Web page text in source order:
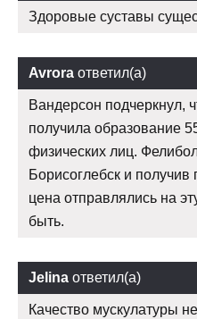
Здоровые суставы
Avrora ответил(а)
Вандерсон подчеркнул,
получила образование
физических лиц.
Борисоглебск и
цена отправлялись на
быть.
Jelina ответил(а)
Качество мускулатуры